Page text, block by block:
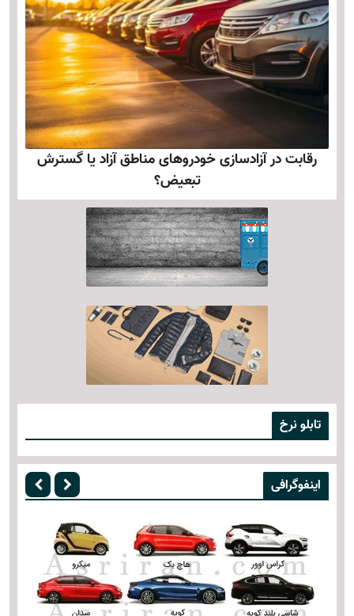
رقابت در آزادسازی خودروهای مناطق آزاد یا گسترش
تبعیض؟
تابلو نرخ
اینفوگرافی